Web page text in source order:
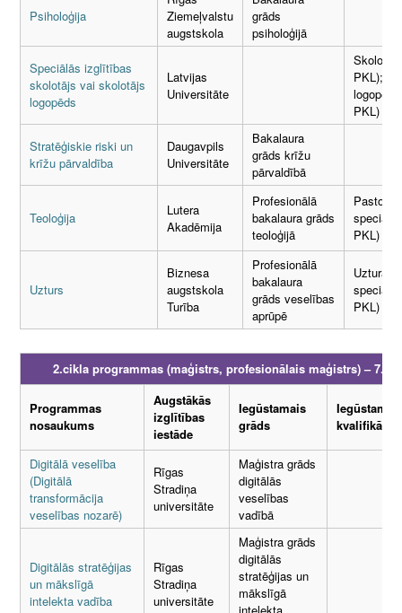
Psiholoģija
Ziemeļvalstu
augstskola
grāds
psiholoģijā
Speciālās izglītības
skolotājs vai skolotājs
logopēds
Latvijas
Universitāte
PKL);
PKL)
Stratēģiskie riski un
krīžu pārvaldība
Daugavpils
Universitāte
Bakalaura
grāds krīžu
pārvaldībā
Teoloģija
Lutera
Akadēmija
Profesionālā
bakalaura grāds
teoloģijā
PKL)
Uzturs
Biznesa
augstskola
Turība
Profesionālā
bakalaura
grāds veselības
aprūpē
Uztura
PKL)
2.cikla programmas (maģistrs, profesionālais maģistrs) – 7.LKI
Programmas
nosaukums
Augstākās
izglītības
iestāde
Iegūstamais
grāds
Iegūstamā
kvalifikācija
Digitālā veselība
(Digitālā
transformācija
veselības nozarē)
Rīgas
Stradiņa
universitāte
Maģistra grāds
digitālās
veselības
vadībā
Digitālās stratēģijas
un mākslīgā
intelekta vadība
Rīgas
Stradiņa
universitāte
Maģistra grāds
digitālās
stratēģijas un
mākslīgā